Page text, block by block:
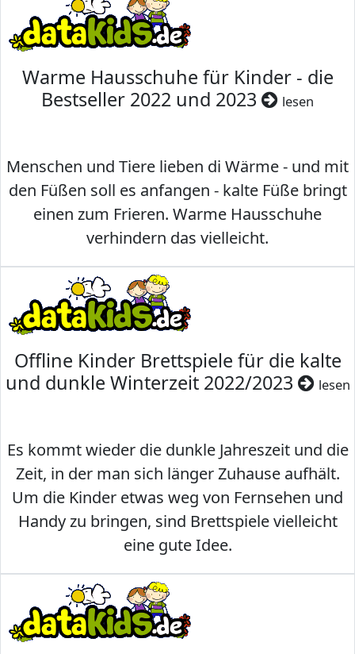
Warme Hausschuhe für Kinder - die
Bestseller 2022 und 2023
lesen
Menschen und Tiere lieben di Wärme - und mit
den Füßen soll es anfangen - kalte Füße bringt
einen zum Frieren. Warme Hausschuhe
verhindern das vielleicht.
Offline Kinder Brettspiele für die kalte
und dunkle Winterzeit 2022/2023
lesen
Es kommt wieder die dunkle Jahreszeit und die
Zeit, in der man sich länger Zuhause aufhält.
Um die Kinder etwas weg von Fernsehen und
Handy zu bringen, sind Brettspiele vielleicht
eine gute Idee.